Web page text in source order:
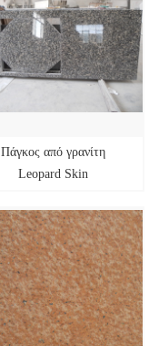
Πάγκος από γρανίτη
Leopard Skin